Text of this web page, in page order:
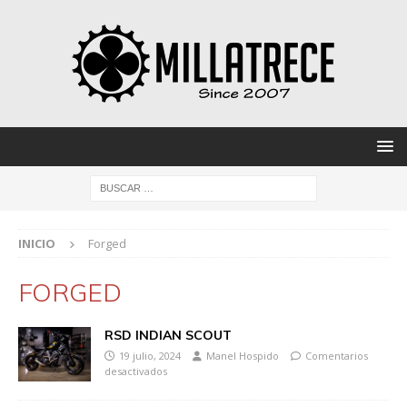
INICIO Forged
FORGED
RSD INDIAN SCOUT
19 julio, 2024 Manel Hospido
Comentarios
desactivados